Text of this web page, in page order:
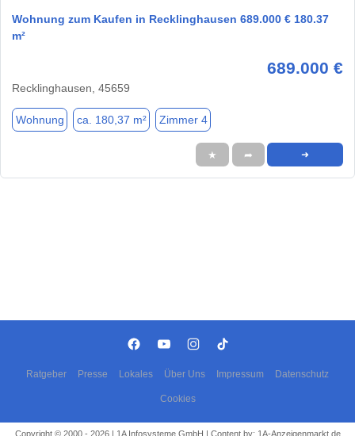
Wohnung zum Kaufen in Recklinghausen 689.000 € 180.37
m²
689.000 €
Recklinghausen, 45659
Wohnung ca. 180,37 m² Zimmer 4
★ ➦ ➜
Ratgeber Presse Lokales Über Uns Impressum Datenschutz
Cookies
Copyright © 2000 - 2026 | 1A Infosysteme GmbH | Content by: 1A-Anzeigenmarkt.de